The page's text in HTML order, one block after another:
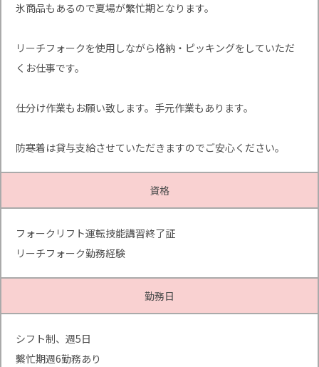
氷商品もあるので夏場が繁忙期となります。
リーチフォークを使用しながら格納・ピッキングをしていただ
くお仕事です。
仕分け作業もお願い致します。手元作業もあります。
防寒着は貸与支給させていただきますのでご安心ください。
資格
フォークリフト運転技能講習終了証
リーチフォーク勤務経験
勤務日
シフト制、週5日
繫忙期週6勤務あり